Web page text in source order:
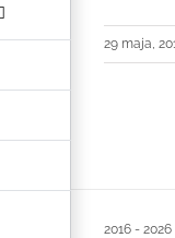
29 maja,
2016 -